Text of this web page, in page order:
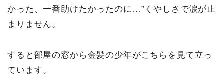
かった、一番助けたかったのに…”くやしさで涙が止
まりません。
すると部屋の窓から金髪の少年がこちらを見て立っ
ています。